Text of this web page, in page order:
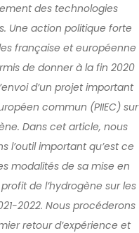
des technologies
Une action politique forte
française et européenne
de donner à la fin 2020
d’un projet important
commun (PIIEC) sur
Dans cet article, nous
l’outil important qu’est ce
modalités de sa mise en
de l’hydrogène sur les
2022. Nous procéderons
retour d’expérience et